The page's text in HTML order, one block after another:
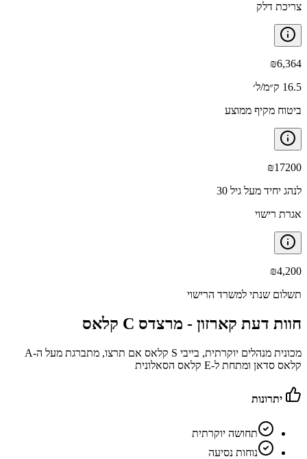
צריכת דלק
₪6,364
16.5 ק״מ/ל׳
ביטוח מקיף ממוצע
₪17200
לנהג יחיד מעל גיל 30
אגרת רישוי
₪4,200
תשלום שנתי למשרד הרישוי
חוות דעת קארזון - מרצדס C קלאס
מכונית מנהלים יוקרתית, בייבי S קלאס אם תרצו, מתברגת מעל ה-A
קלאס סדאן ומתחת ל-E קלאס הסאלונית
יתרונות
תחושה יוקרתית
נוחות נסיעה